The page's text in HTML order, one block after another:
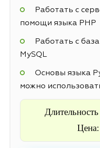
Работать с
помощи языка PHP
Работать с
MySQL
Основы языка
можно
Цена: